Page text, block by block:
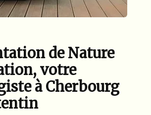
de Nature
votre
à Cherbourg